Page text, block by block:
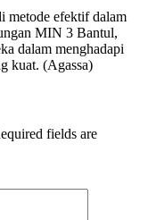
metode efektif dalam
MIN 3 Bantul,
dalam menghadapi
kuat. (Agassa)
fields are